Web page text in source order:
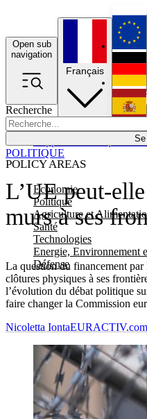
Open sub
navigation
Recherche
POLICY AREAS
Economie
Politique
Agriculture et
Santé
Technologies
Energie, Environnement
Défense
Français
L’UE peut-
murs à ses
La question du financement
clôtures physiques à ses
l’évolution du débat politique
faire changer la Commission
POLITIQUE
Nicoletta IontaEURACTIV.com